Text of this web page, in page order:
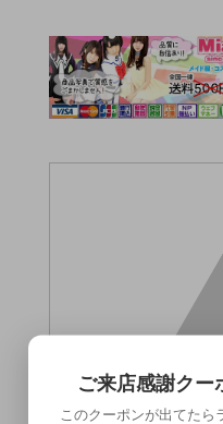
ご来店感謝クー
このクーポンが出てた